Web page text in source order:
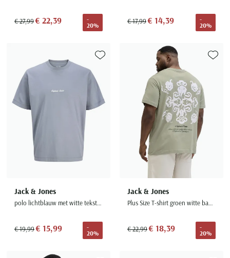
€ 27,99€ 22,39
-
20%
€ 17,99€ 14,39
-
20%
Jack & Jones
polo lichtblauw met witte tekst korte mouw
€ 19,99€ 15,99
-
20%
Toevoegen aan favorieten
Jack & Jones
Plus Size T-shirt groen witte backprint
€ 22,99€ 18,39
-
20%